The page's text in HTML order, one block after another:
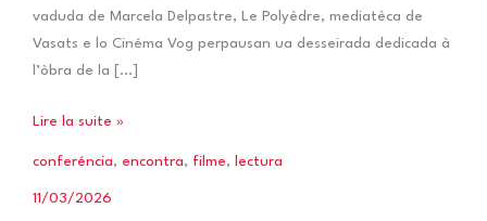
vaduda de Marcela Delpastre, Le Polyèdre, mediatèca de
Vasats e lo Cinéma Vog perpausan ua desseirada dedicada à
l’òbra de la […]
Desseirada
a
Lire la suite »
conferéncia, encontra, filme, lectura
11/03/2026